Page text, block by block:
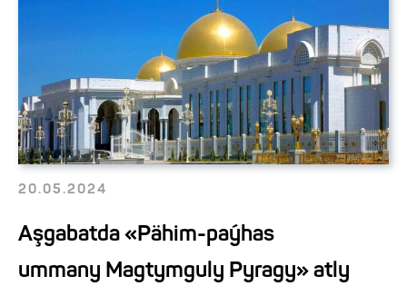
20.05.2024
Aşgabatda «Pähim-paýhas
ummany Magtymguly Pyragy» atly